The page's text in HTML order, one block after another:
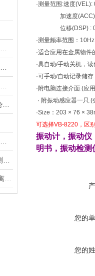
·测量范围:速度
加速度(ACC):
位移(DSP) :
·测量频率范围：
·适合应用在金属物件
·具自动/手动关机，
·可手动/自动记录储
·附电脑连接介面.(应
· 附振动感应器一只
·Size：203 × 76 ×
可选择VB-8220，区
振动计，振动仪
明书 ， 振动检测
您的
您的